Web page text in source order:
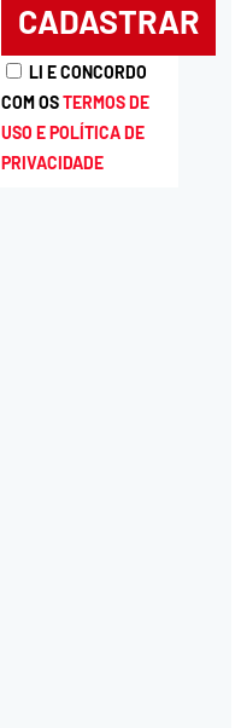
LI E CONCORDO
COM OSTERMOS DE
USO E POLÍTICA DE
PRIVACIDADE